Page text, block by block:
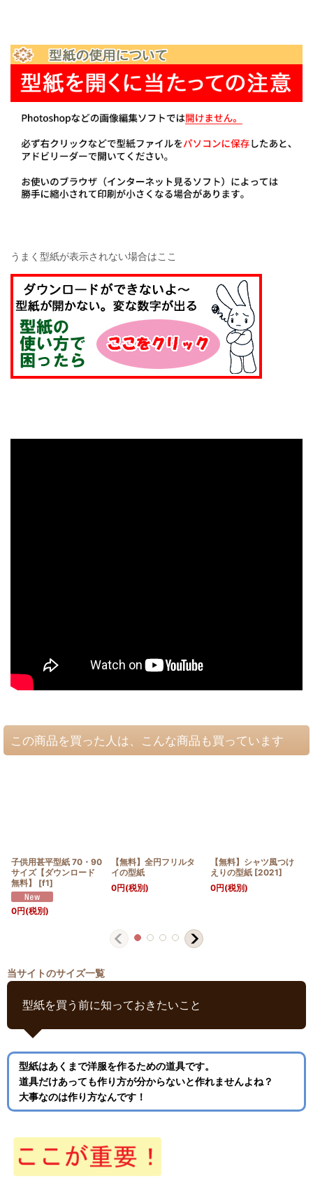
うまく型紙が表示されない場合はここ
この商品を買った人は、こんな商品も買っています
子供用甚平型紙 70・90
サイズ【ダウンロード
無料】
[f1]
0円(税別)
【無料】全円フリルタ
イの型紙
0円(税別)
【無料】シャツ風つけ
えりの型紙 [2021]
0円(税別)
当サイトのサイズ一覧
型紙を買う前に知っておきたいこと
型紙はあくまで洋服を作るための道具です。
道具だけあっても作り方が分からないと作れませんよね？
大事なのは作り方なんです！